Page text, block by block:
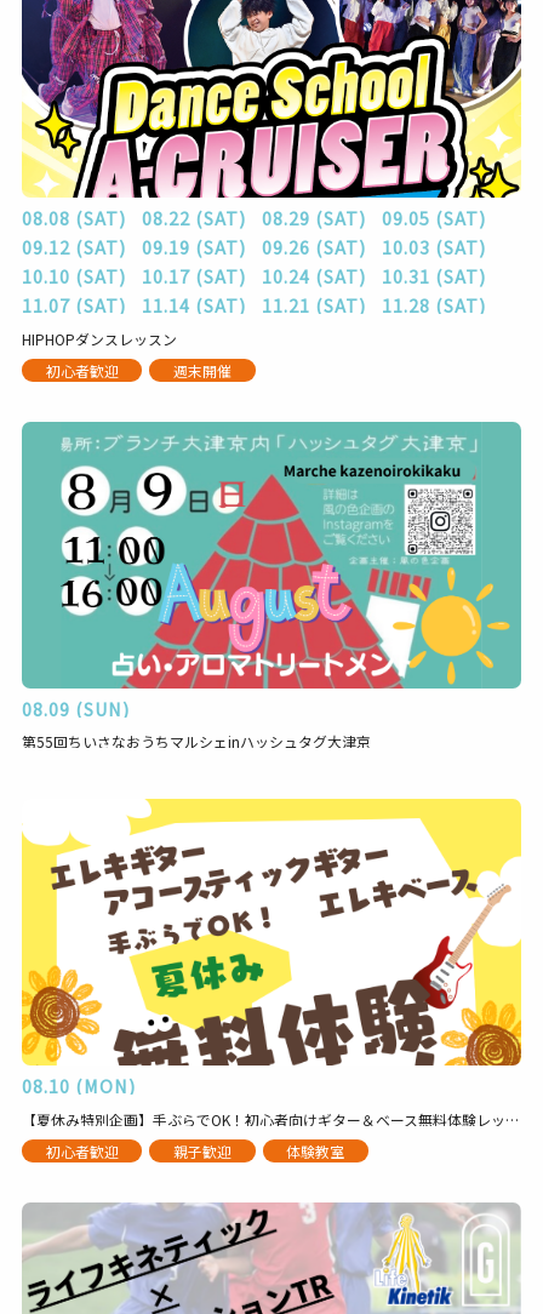
08.08 (SAT) 08.22 (SAT) 08.29 (SAT)
09.05 (SAT)
09.12 (SAT)
09.19 (SAT) 09.26 (SAT)
10.03 (SAT)
10.10 (SAT)
10.17 (SAT) 10.24 (SAT)
10.31 (SAT)
11.07 (SAT)
11.14 (SAT) 11.21 (SAT) 11.28 (SAT)
HIPHOPダンスレッスン
初心者歓迎
週末開催
08.09 (SUN)
第55回ちいさなおうちマルシェinハッシュタグ大津京
08.10 (MON)
【夏休み特別企画】手ぶらでOK！初心者向けギター＆ベース無料体験レッスン
初心者歓迎
親子歓迎 体験教室